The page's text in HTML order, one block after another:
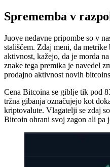
Sprememba v
Juove nedavne pripombe so v
stališčem. Zdaj meni, da
aktivnost, kažejo, da je morda
znake tega premika je navedel
prodajno aktivnost novih
Cena Bitcoina se giblje tik pod
tržna gibanja označujejo kot
kriptovalute. Vlagatelji se zdaj
Bitcoin ohrani svoj zagon ali pa